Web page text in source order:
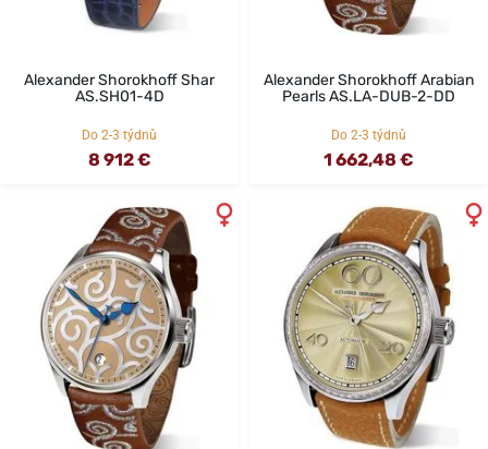
Alexander Shorokhoff Shar
AS.SH01-4D
Do 2-3 týdnů
8 912 €
Alexander Shorokhoff Arabian
Pearls AS.LA-DUB-2-DD
Do 2-3 týdnů
1 662,48 €